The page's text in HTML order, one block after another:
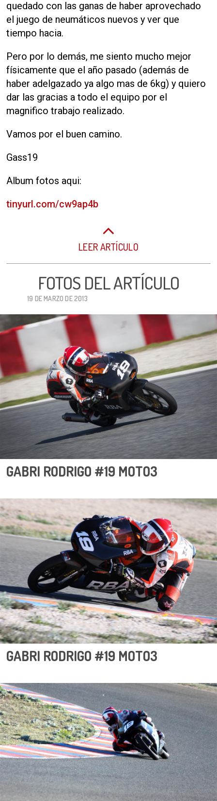
quedado con las ganas de haber aprovechado
el juego de neumáticos nuevos y ver que
tiempo hacia.
Pero por lo demás, me siento mucho mejor
físicamente que el año pasado (además de
haber adelgazado ya algo mas de 6kg) y quiero
dar las gracias a todo el equipo por el
magnifico trabajo realizado.
Vamos por el buen camino.
Gass19
Album fotos aqui:
tinyurl.com/cw9ap4b
LEER ARTÍCULO
FOTOS DEL ARTÍCULO
19 DE MARZO DE 2013
GABRI RODRIGO #19 MOTO3
GABRI RODRIGO #19 MOTO3